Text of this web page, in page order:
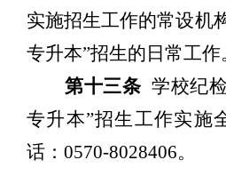
实施招生工作的常设机
专升本”招生的日常工作
第十三条 学校纪
专升本”招生工作实施
话： 0570-8028406。